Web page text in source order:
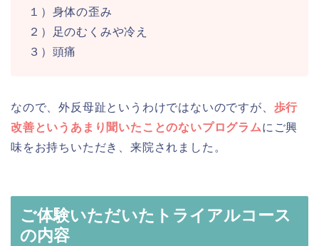
１）身体の歪み
２）足のむくみや冷え
３）頭痛
なので、外反母趾というわけではないのですが、 歩行
改善というあまり聞いたことのないプログラムにご興
味をお持ちいただき、来院されました。
ご体験いただいたトライアルコース
の内容